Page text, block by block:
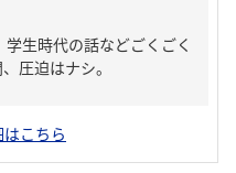
生時代の話などごくごく
圧迫はナシ。
こちら